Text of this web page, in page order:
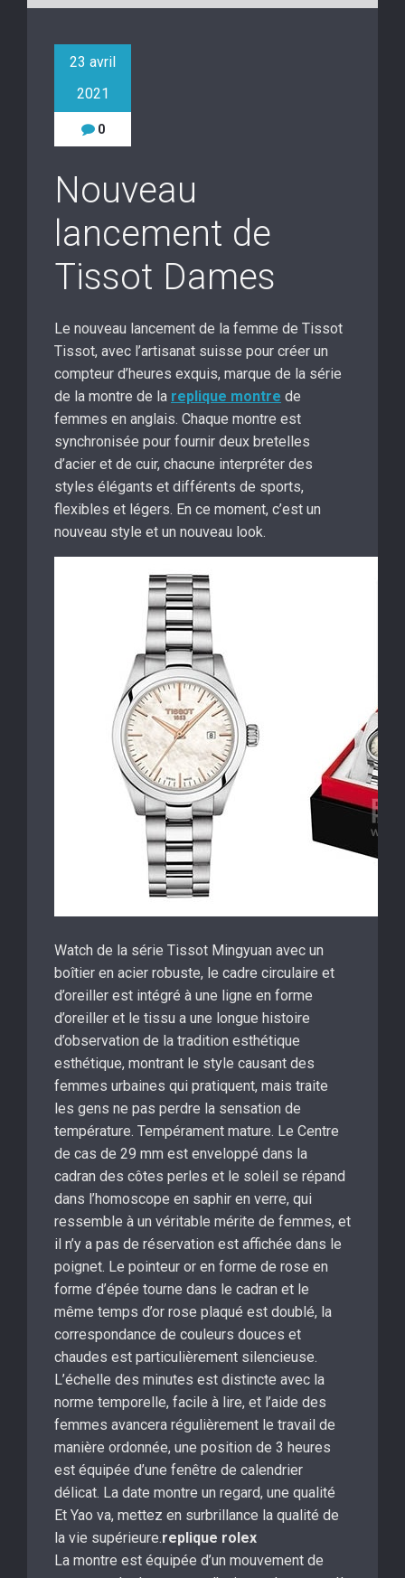
23 avril
2021
0
Nouveau
lancement de
Tissot Dames
Le nouveau lancement de la femme de Tissot
Tissot, avec l’artisanat suisse pour créer un
compteur d’heures exquis, marque de la série
de la montre de la replique montre de
femmes en anglais. Chaque montre est
synchronisée pour fournir deux bretelles
d’acier et de cuir, chacune interpréter des
styles élégants et différents de sports,
flexibles et légers. En ce moment, c’est un
nouveau style et un nouveau look.
Watch de la série Tissot Mingyuan avec un
boîtier en acier robuste, le cadre circulaire et
d’oreiller est intégré à une ligne en forme
d’oreiller et le tissu a une longue histoire
d’observation de la tradition esthétique
esthétique, montrant le style causant des
femmes urbaines qui pratiquent, mais traite
les gens ne pas perdre la sensation de
température. Tempérament mature. Le Centre
de cas de 29 mm est enveloppé dans la
cadran des côtes perles et le soleil se répand
dans l’homoscope en saphir en verre, qui
ressemble à un véritable mérite de femmes, et
il n’y a pas de réservation est affichée dans le
poignet. Le pointeur or en forme de rose en
forme d’épée tourne dans le cadran et le
même temps d’or rose plaqué est doublé, la
correspondance de couleurs douces et
chaudes est particulièrement silencieuse.
L’échelle des minutes est distincte avec la
norme temporelle, facile à lire, et l’aide des
femmes avancera régulièrement le travail de
manière ordonnée, une position de 3 heures
est équipée d’une fenêtre de calendrier
délicat. La date montre un regard, une qualité
Et Yao va, mettez en surbrillance la qualité de
la vie supérieure.replique rolex
La montre est équipée d’un mouvement de